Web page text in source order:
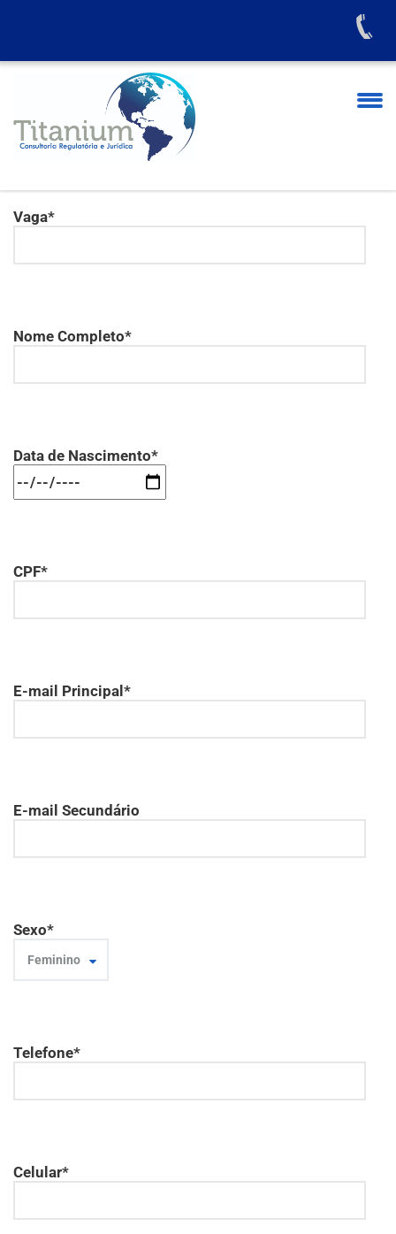
Vaga*
Nome Completo*
Data de Nascimento*
CPF*
E-mail Principal*
E-mail Secundário
Sexo*
Feminino
Telefone*
Celular*